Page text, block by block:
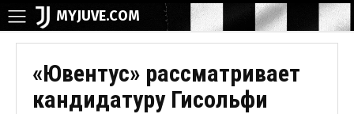
MYJUVE.COM
«Ювентус» рассматривает
кандидатуру Гисольфи